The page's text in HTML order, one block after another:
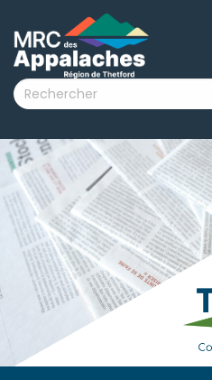
submenu (La MRC )
submenu (Citoyens )
submenu (Visiteurs )
submenu (Nouvelles )
submenu (Documentation )